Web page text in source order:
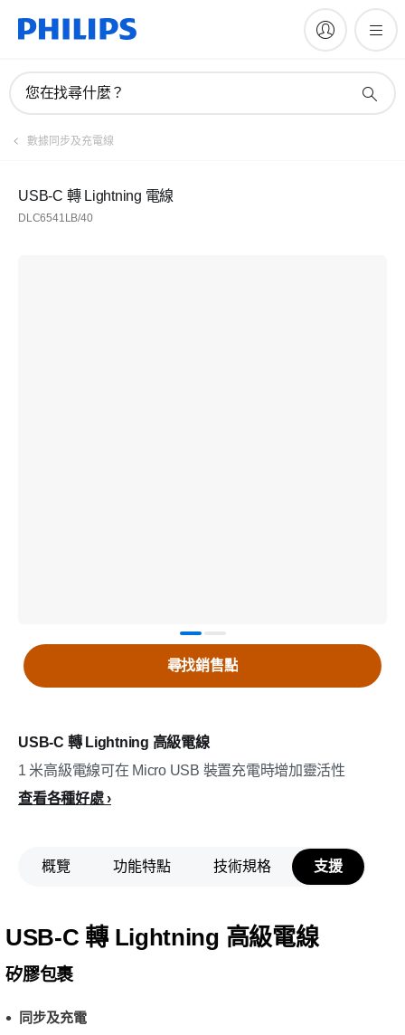
您在找尋什麼？
數據同步及充電線
USB-C 轉 Lightning 電線
DLC6541LB/40
USB-C 轉 Lightning 高級電線
1 米高級電線可在 Micro USB 裝置充電時增加靈活性
查看各種好處
尋找銷售點
概覽 功能特點 技術規格 支援
USB-C 轉 Lightning 高級電線
矽膠包裹
同步及充電